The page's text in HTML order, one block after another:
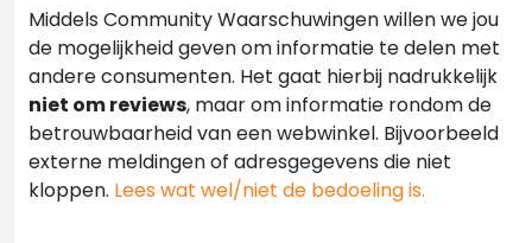
Middels Community Waarschuwingen willen we jou
de mogelijkheid geven om informatie te delen met
andere consumenten. Het gaat hierbij nadrukkelijk
niet om reviews, maar om informatie rondom de
betrouwbaarheid van een webwinkel. Bijvoorbeeld
externe meldingen of adresgegevens die niet
kloppen. Lees wat wel/niet de bedoeling is.